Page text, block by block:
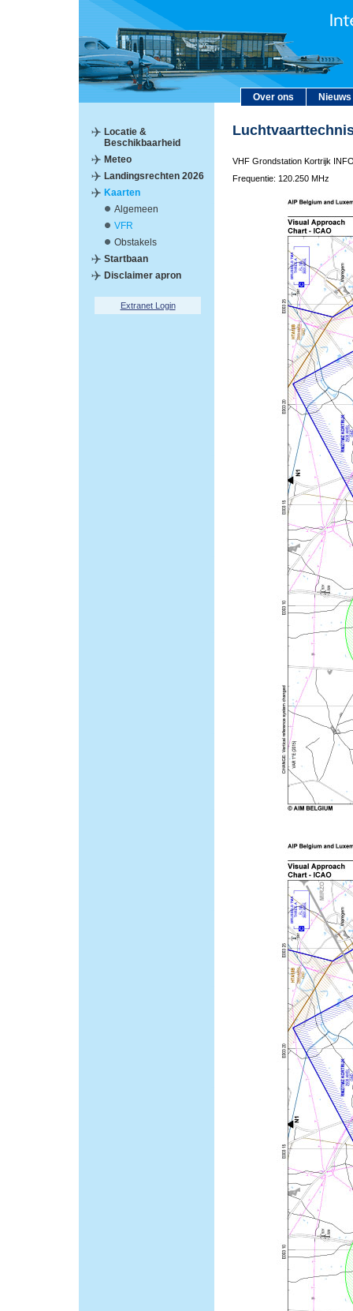
Over ons Nieuws
Locatie &
Beschikbaarheid
Meteo
Landingsrechten 2026
Kaarten
Algemeen
VFR
Obstakels
Startbaan
Disclaimer apron
Extranet Login
VHF Grondstation Kortrijk
Frequentie: 120.250 MHz